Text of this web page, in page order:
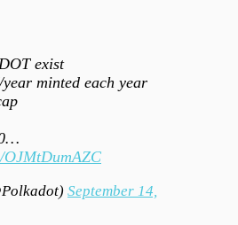
exist
minted each year
September 14,